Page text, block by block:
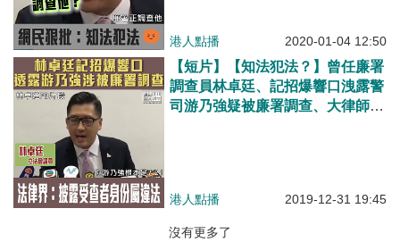
港人點播 2020-01-04 12:50
【短片】【知法犯法？】曾任廉署
調查員林卓廷、記招爆響口洩露警
司游乃強疑被廉署調查、大律師龔
港人點播 2019-12-31 19:45
沒有更多了